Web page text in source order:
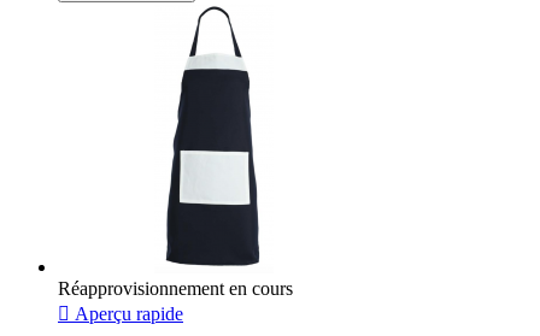
Réapprovisionnement en cours
 Aperçu rapide